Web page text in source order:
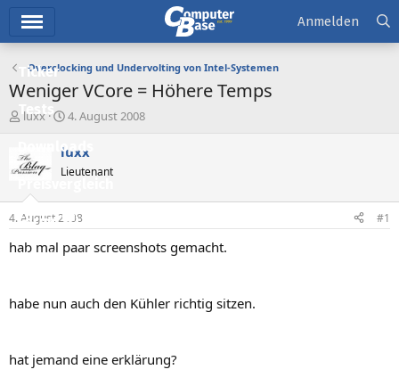
Ticker
Tests
Downloads
Forum
Aktuelles
Anmelden
Overclocking und Undervolting von Intel-Systemen
Weniger VCore = Höhere Temps
E
t
e
l
e
r
luxx
E
s
t
e
t
a
4. August 2008
luxx
Lieutenant
4. August 2008 #1
hab mal paar screenshots gemacht.
habe nun auch den Kühler richtig sitzen.
hat jemand eine erklärung?